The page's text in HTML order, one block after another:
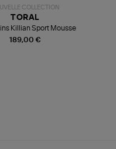
COLLECTION
189,00 €
TORAL
Killian Sport Mousse